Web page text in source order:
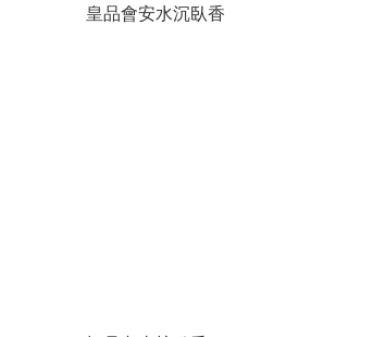
皇品會安水沉臥香